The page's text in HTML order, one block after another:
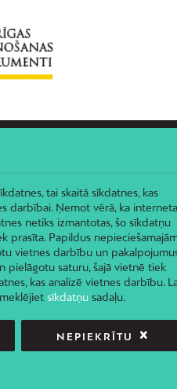
tai skaitā sīkdatnes, kas
darbībai. Ņemot vērā, ka interneta
netiks izmantotas, šo sīkdatņu
prasīta. Papildus
vietnes darbību un
pielāgotu saturu, šajā vietnē tiek
kas analizē vietnes darbību.
sīkdatņu sadaļu.
NEPIEKRĪTU